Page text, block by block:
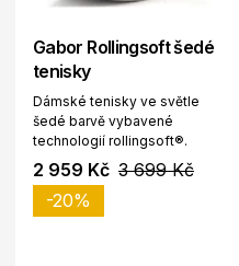
Gabor Rollingsoft šedé
tenisky
Dámské tenisky ve světle
šedé barvě vybavené
technologií rollingsoft®.
2 959 Kč 3 699 Kč
-20%